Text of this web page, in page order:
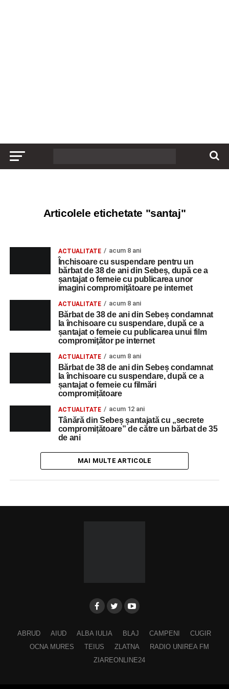
Articolele etichetate "santaj"
ACTUALITATE acum 8 ani
Închisoare cu suspendare pentru un
bărbat de 38 de ani din Sebeș, după ce a
șantajat o femeie cu publicarea unor
imagini compromițătoare pe internet
ACTUALITATE acum 8 ani
Bărbat de 38 de ani din Sebeș condamnat
la închisoare cu suspendare, după ce a
șantajat o femeie cu publicarea unui film
compromiţător pe internet
ACTUALITATE acum 8 ani
Bărbat de 38 de ani din Sebeș condamnat
la închisoare cu suspendare, după ce a
șantajat o femeie cu filmări
compromițătoare
ACTUALITATE acum 12 ani
Tânără din Sebeș șantajată cu „secrete
compromițătoare” de către un bărbat de 35
de ani
MAI MULTE ARTICOLE
ABRUD AIUD ALBA IULIA BLAJ CAMPENI
CUGIR
OCNA MURES
TEIUS ZLATNA
RADIO UNIREA FM
ZIAREONLINE24